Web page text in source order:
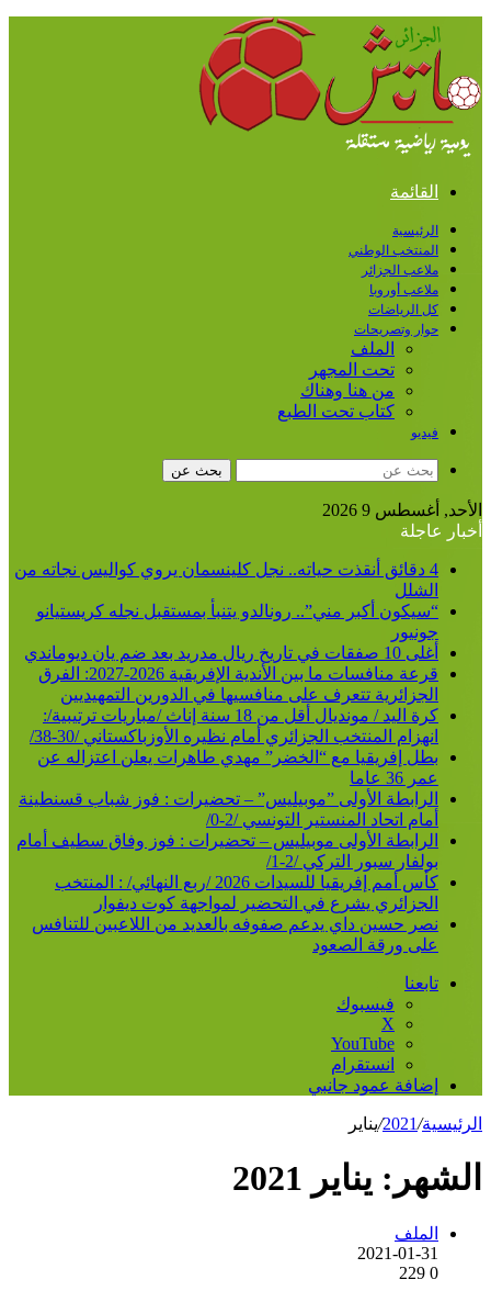
القائمة
الرئيسية
المنتخب الوطني
ملاعب الجزائر
ملاعب أوروبا
كل الرياضات
حوار وتصريحات
الملف
تحت المجهر
من هنا وهناك
كتاب تحت الطبع
فيديو
بحث عن
الأحد, أغسطس 9 2026
أخبار عاجلة
4 دقائق أنقذت حياته.. نجل كلينسمان يروي كواليس نجاته من
الشلل
“سيكون أكبر مني”.. رونالدو يتنبأ بمستقبل نجله كريستيانو
جونيور
أغلى 10 صفقات في تاريخ ريال مدريد بعد ضم يان ديوماندي
قرعة منافسات ما بين الأندية الإفريقية 2026-2027: الفرق
الجزائرية تتعرف على منافسيها في الدورين التمهيديين
كرة اليد / مونديال أقل من 18 سنة إناث /مباريات ترتيبية/:
انهزام المنتخب الجزائري أمام نظيره الأوزباكستاني /30-38/
بطل إفريقيا مع “الخضر” مهدي طاهرات يعلن اعتزاله عن
عمر 36 عاما
الرابطة الأولى ”موبيليس” – تحضيرات : فوز شباب قسنطينة
أمام اتحاد المنستير التونسي /2-0/
الرابطة الأولى موبيليس – تحضيرات : فوز وفاق سطيف أمام
بولفار سبور التركي /2-1/
كأس أمم إفريقيا للسيدات 2026 /ربع النهائي/ : المنتخب
الجزائري يشرع في التحضير لمواجهة كوت ديفوار
نصر حسين داي يدعم صفوفه بالعديد من اللاعبين للتنافس
على ورقة الصعود
تابعنا
فيسبوك
‫X
‫YouTube
انستقرام
إضافة عمود جانبي
الرئيسية/
2021
/يناير
الشهر: يناير 2021
الملف
2021-01-31
0